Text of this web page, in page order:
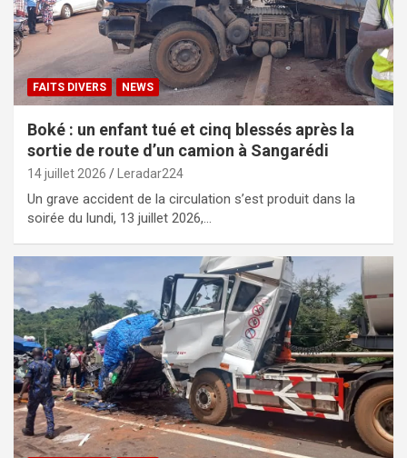
FAITS DIVERS NEWS
Boké : un enfant tué et cinq blessés après la
sortie de route d’un camion à Sangarédi
14 juillet 2026 Leradar224
Un grave accident de la circulation s’est produit dans la
soirée du lundi, 13 juillet 2026,…